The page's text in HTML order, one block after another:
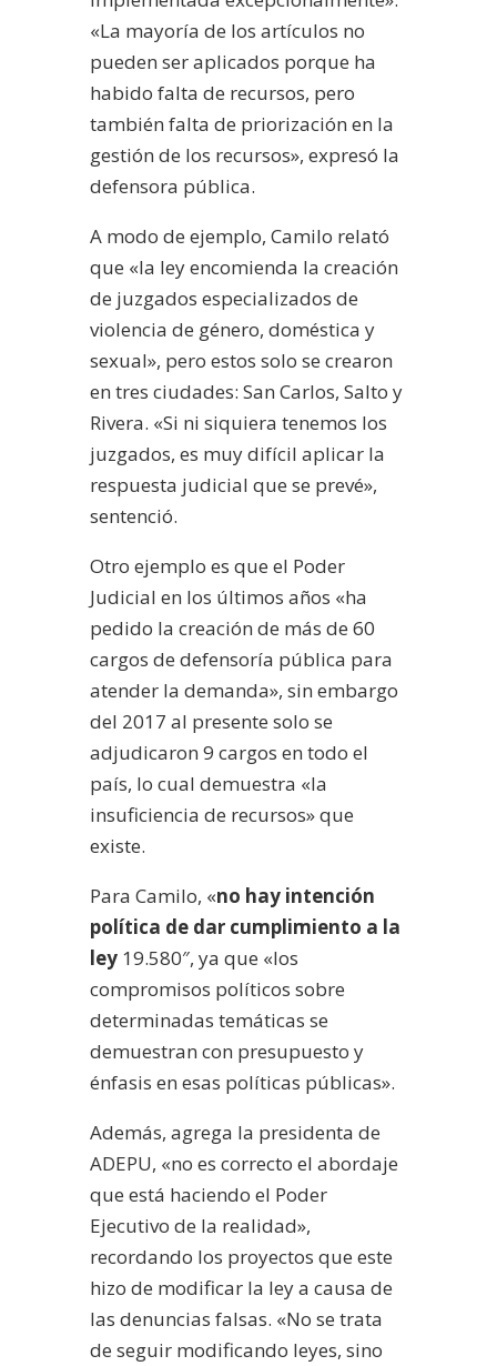
«La mayoría de los artículos no
pueden ser aplicados porque ha
habido falta de recursos, pero
también falta de priorización en la
gestión de los recursos», expresó la
defensora pública.
A modo de ejemplo, Camilo relató
que «la ley encomienda la creación
de juzgados especializados de
violencia de género, doméstica y
sexual», pero estos solo se crearon
en tres ciudades: San Carlos, Salto y
Rivera. «Si ni siquiera tenemos los
juzgados, es muy difícil aplicar la
respuesta judicial que se prevé»,
sentenció.
Otro ejemplo es que el Poder
Judicial en los últimos años «ha
pedido la creación de más de 60
cargos de defensoría pública para
atender la demanda», sin embargo
del 2017 al presente solo se
adjudicaron 9 cargos en todo el
país, lo cual demuestra «la
insuficiencia de recursos» que
existe.
Para Camilo, «no hay intención
política de dar cumplimiento a la
ley 19.580″, ya que «los
compromisos políticos sobre
determinadas temáticas se
demuestran con presupuesto y
énfasis en esas políticas públicas».
Además, agrega la presidenta de
ADEPU, «no es correcto el abordaje
que está haciendo el Poder
Ejecutivo de la realidad»,
recordando los proyectos que este
hizo de modificar la ley a causa de
las denuncias falsas. «No se trata
de seguir modificando leyes, sino